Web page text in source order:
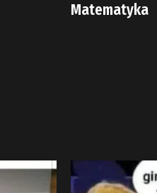
Matematyka